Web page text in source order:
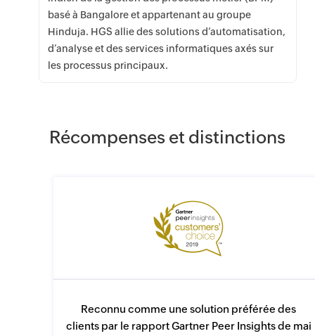
basé à Bangalore et appartenant au groupe
Hinduja. HGS allie des solutions d’automatisation,
d’analyse et des services informatiques axés sur
les processus principaux.
Récompenses et distinctions
Reconnu comme une solution préférée des
clients par le rapport Gartner Peer Insights de mai